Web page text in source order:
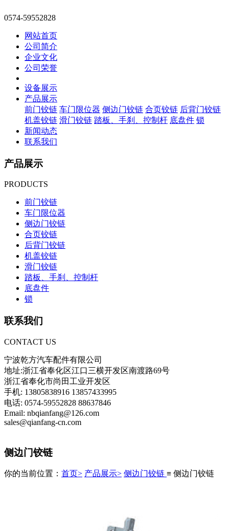
0574-59552828
网站首页
公司简介
企业文化
公司荣誉
设备展示
产品展示
前门铰链 车门限位器 侧边门铰链 合页铰链 后背门铰链
机盖铰链 滑门铰链 踏板、手刹、控制杆 底盘件 锁
新闻动态
联系我们
产品展示
PRODUCTS
前门铰链
车门限位器
侧边门铰链
合页铰链
后背门铰链
机盖铰链
滑门铰链
踏板、手刹、控制杆
底盘件
锁
联系我们
CONTACT US
宁波乾方汽车配件有限公司
地址:浙江省奉化区江口三横开发区南渡路69号
浙江省奉化市尚田工业开发区
手机: 13805838916 13857433995
电话: 0574-59552828 88637846
Email: nbqianfang@126.com
sales@qianfang-cn.com
侧边门铰链
你的当前位置： 首页> 产品展示> 侧边门铰链 ≡ 侧边门铰链